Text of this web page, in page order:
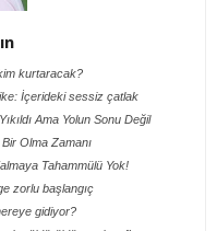
kurtaracak?
İçerideki sessiz çatlak
Ama Yolun Sonu Değil
Olma Zamanı
Tahammülü Yok!
zorlu başlangıç
gidiyor?